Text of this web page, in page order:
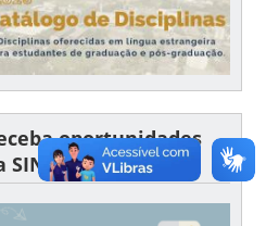
oportunidades
SINTER por e-mail